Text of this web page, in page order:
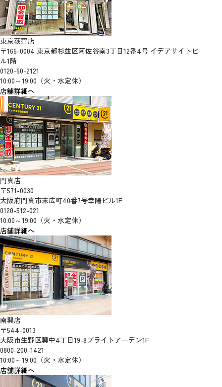
東京荻窪店
〒166-0004 東京都杉並区阿佐谷南3丁目12番4号 イデアサイトビ
ル1階
0120-60-2121
10:00～19:00（火・水定休）
店舗詳細へ
門真店
〒571-0030
大阪府門真市末広町40番7号幸陽ビル1F
0120-512-021
10:00～19:00（火・水定休）
店舗詳細へ
南巽店
〒544-0013
大阪市生野区巽中4丁目19-8ブライトアーデン1F
0800-200-1421
10:00～19:00（火・水定休）
店舗詳細へ